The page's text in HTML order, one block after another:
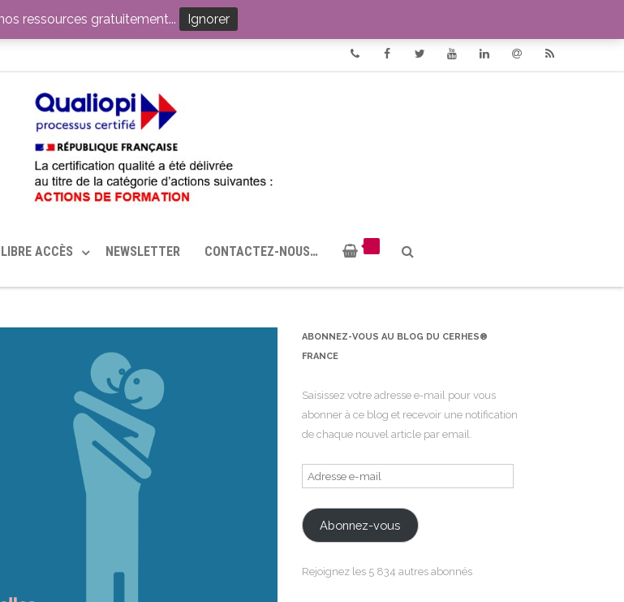
FRANCE OUTILS EN SANTÉ SEXUELLE
ACCÈS NEWSLETTER CONTACTEZ-NOUS…
ABONNEZ-VOUS AU BLOG DU CERHES®
FRANCE
Saisissez votre adresse e-mail pour vous
abonner à ce blog et recevoir une notification
de chaque nouvel article par email.
Adresse
e-
mail
Abonnez-vous
Rejoignez les 5 834 autres abonnés
ressources gratuitement... Ignorer